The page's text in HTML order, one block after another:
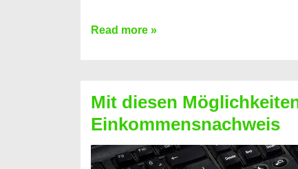
Ferratum
für
schnelle
Durchstarter
Read more »
Mit diesen
Einkommensnachweis